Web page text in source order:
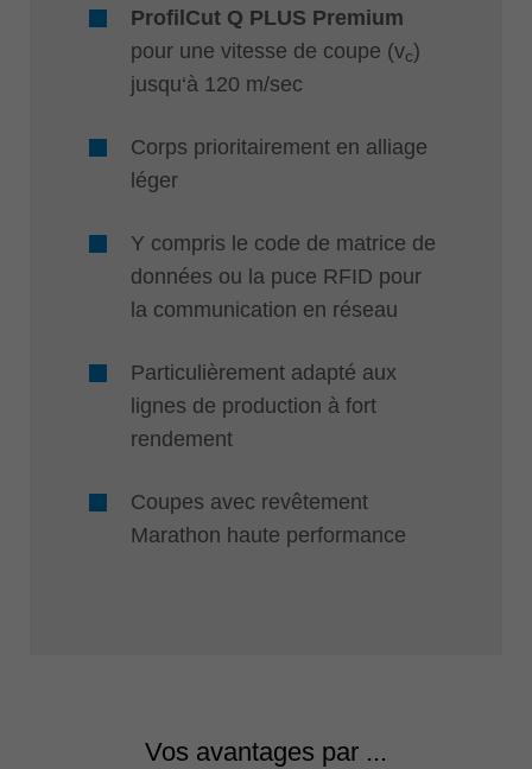
ProfilCut Q PLUS Premium
pour une vitesse de coupe (vc)
jusqu‘à 120 m/sec
Corps prioritairement en alliage
léger
Y compris le code de matrice de
données ou la puce RFID pour
la communication en réseau
Particulièrement adapté aux
lignes de production à fort
rendement
Coupes avec revêtement
Marathon haute performance
Vos avantages par ...